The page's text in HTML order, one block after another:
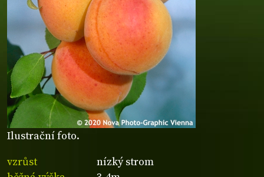
Ilustrační foto.
vzrůst
nízký strom